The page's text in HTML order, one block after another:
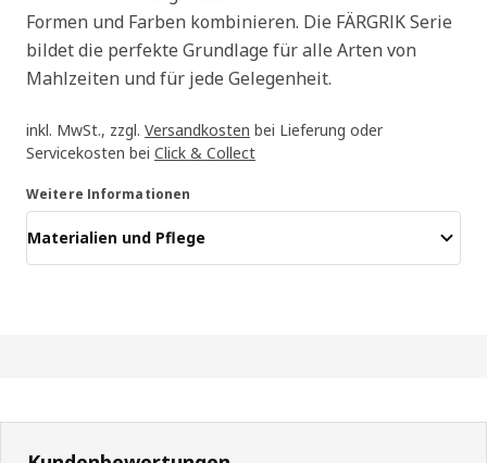
Formen und Farben kombinieren. Die FÄRGRIK Serie
bildet die perfekte Grundlage für alle Arten von
Mahlzeiten und für jede Gelegenheit.
inkl. MwSt., zzgl. Versandkosten bei Lieferung oder
Servicekosten bei Click & Collect
Weitere Informationen
Materialien und Pflege